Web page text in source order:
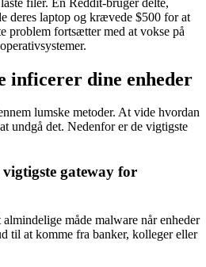
deres laptop og krævede $500 for at
problem fortsætter med at vokse på
inficerer dine enheder
lumske metoder. At vide hvordan
undgå det. Nedenfor er de vigtigste
gateway for
måde malware når enheder
til at komme fra banker, kolleger eller